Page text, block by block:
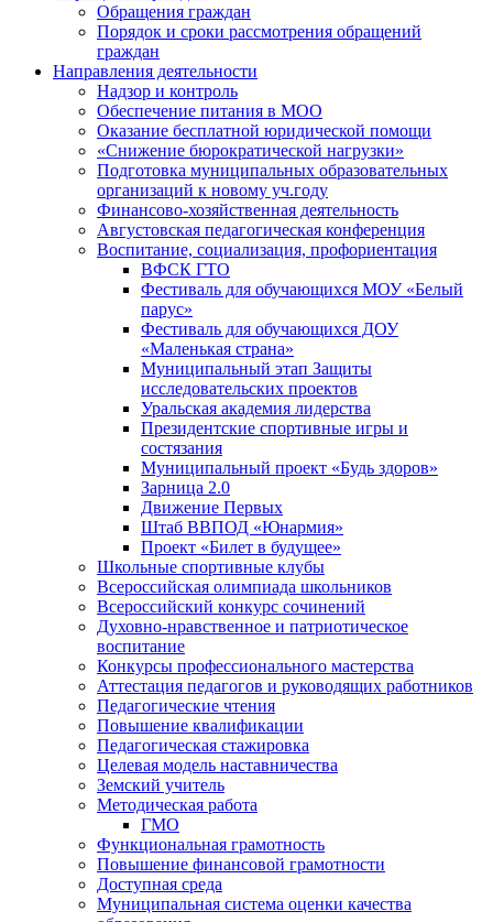
Обращения граждан
Порядок и сроки рассмотрения обращений
граждан
Направления деятельности
Надзор и контроль
Обеспечение питания в МОО
Оказание бесплатной юридической помощи
«Снижение бюрократической нагрузки»
Подготовка муниципальных образовательных
организаций к новому уч.году
Финансово-хозяйственная деятельность
Августовская педагогическая конференция
Воспитание, социализация, профориентация
ВФСК ГТО
Фестиваль для обучающихся МОУ «Белый
парус»
Фестиваль для обучающихся ДОУ
«Маленькая страна»
Муниципальный этап Защиты
исследовательских проектов
Уральская академия лидерства
Президентские спортивные игры и
состязания
Муниципальный проект «Будь здоров»
Зарница 2.0
Движение Первых
Штаб ВВПОД «Юнармия»
Проект «Билет в будущее»
Школьные спортивные клубы
Всероссийская олимпиада школьников
Всероссийский конкурс сочинений
Духовно-нравственное и патриотическое
воспитание
Конкурсы профессионального мастерства
Аттестация педагогов и руководящих работников
Педагогические чтения
Повышение квалификации
Педагогическая стажировка
Целевая модель наставничества
Земский учитель
Методическая работа
ГМО
Функциональная грамотность
Повышение финансовой грамотности
Доступная среда
Муниципальная система оценки качества